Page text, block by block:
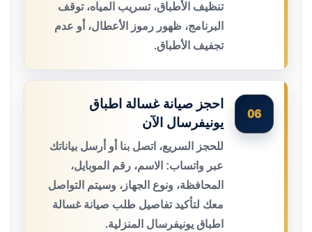
تنظيف الأطباق، تسريب المياه، توقف
البرنامج، ظهور رموز الأعطال، أو عدم
تجفيف الأطباق.
06
احجز صيانة غسالة اطباق
يونيفرسال الآن
للحجز السريع، اتصل بنا أو أرسل بياناتك
عبر واتساب: الاسم، رقم الموبايل،
المحافظة، ونوع الجهاز، وسيتم التواصل
معك لتأكيد تفاصيل طلب صيانة غسالة
اطباق يونيفرسال المنزلية.